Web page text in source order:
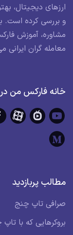
ارزهای دیجیتال،
و بررسی کرده است.
مشاوره، آموزش
معامله گران ایرانی
خانه فارکس من
مطالب پربازدید
صرافی تاپ چنج
بروکرهایی که با